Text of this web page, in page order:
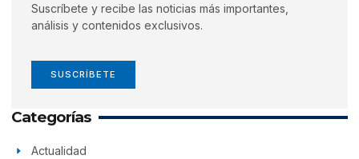
Suscríbete y recibe las noticias más importantes,
análisis y contenidos exclusivos.
SUSCRÍBETE
Categorías
Actualidad